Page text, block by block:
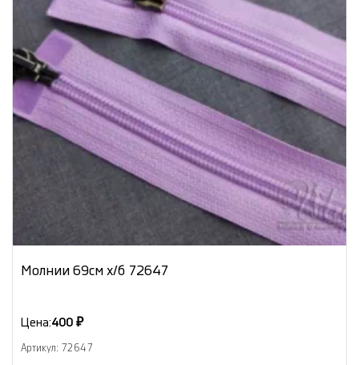
Молнии 69см х/б 72647
Цена:400 ₽
Артикул: 72647